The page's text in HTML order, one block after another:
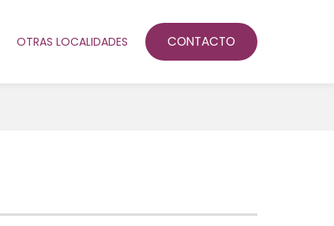
OTRAS LOCALIDADES CONTACTO